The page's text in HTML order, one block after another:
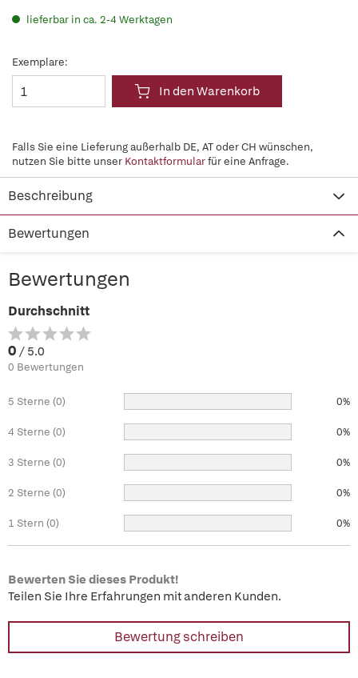
lieferbar in ca. 2-4 Werktagen
Exemplare:
In den Warenkorb
Falls Sie eine Lieferung außerhalb DE, AT oder CH wünschen,
nutzen Sie bitte unser Kontaktformularfür eine Anfrage.
Beschreibung
Bewertungen
Bewertungen
Durchschnitt
0 / 5.0
0 Bewertungen
5 Sterne (0) 0%
4 Sterne (0) 0%
3 Sterne (0) 0%
2 Sterne (0) 0%
1 Stern (0) 0%
Bewerten Sie dieses Produkt!
Teilen Sie Ihre Erfahrungen mit anderen Kunden.
Bewertung schreiben